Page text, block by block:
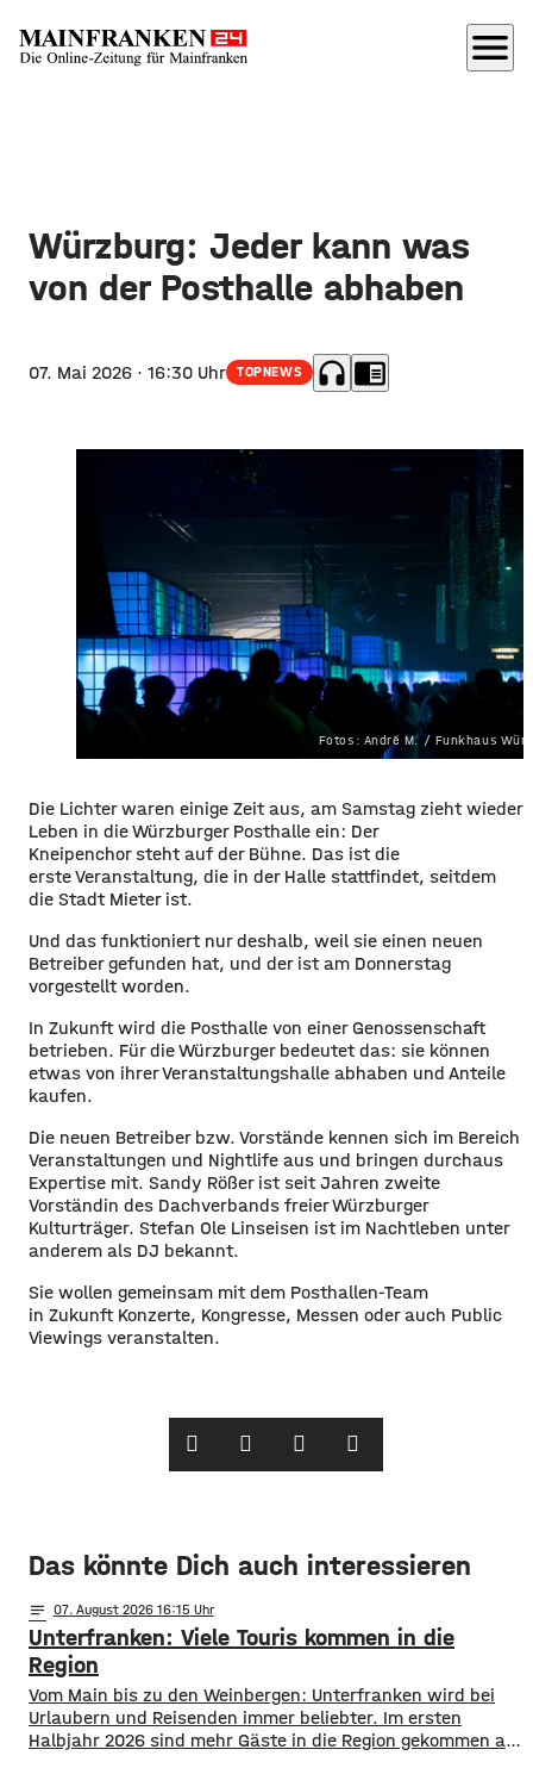
menu
Würzburg: Jeder kann was
von der Posthalle abhaben
07. Mai 2026 · 16:30 Uhr TOPNEWS headphones chrome_reader_mode
Fotos: André M. / Funkhaus
Die Lichter waren einige Zeit aus, am Samstag zieht wieder
Leben in die Würzburger Posthalle ein: Der
Kneipenchor steht auf der Bühne. Das ist die
erste Veranstaltung, die in der Halle stattfindet, seitdem
die Stadt Mieter ist.
Und das funktioniert nur deshalb, weil sie einen neuen
Betreiber gefunden hat, und der ist am Donnerstag
vorgestellt worden.
In Zukunft wird die Posthalle von einer Genossenschaft
betrieben. Für die Würzburger bedeutet das: sie können
etwas von ihrer Veranstaltungshalle abhaben und Anteile
kaufen.
Die neuen Betreiber bzw. Vorstände kennen sich im Bereich
Veranstaltungen und Nightlife aus und bringen durchaus
Expertise mit. Sandy Rößer ist seit Jahren zweite
Vorständin des Dachverbands freier Würzburger
Kulturträger. Stefan Ole Linseisen ist im Nachtleben unter
anderem als DJ bekannt.
Sie wollen gemeinsam mit dem Posthallen-Team
in Zukunft Konzerte, Kongresse, Messen oder auch Public
Viewings veranstalten.
Das könnte Dich auch interessieren
notes 07. August 2026 16:15
Unterfranken: Viele Touris kommen in die
Region
Vom Main bis zu den Weinbergen: Unterfranken wird bei
Urlaubern und Reisenden immer beliebter. Im ersten
Halbjahr 2026 sind mehr Gäste in die Region gekommen als